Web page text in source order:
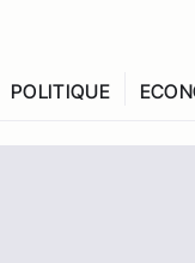
POLITIQUE